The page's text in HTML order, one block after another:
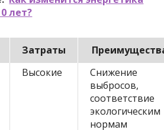
лет?
Затраты
Высокие
Снижение
выбросов,
соответствие
экологическим
нормам